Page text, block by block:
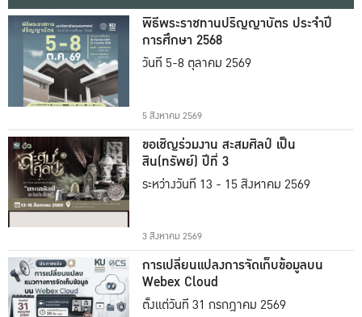
พิธีพระราชทานปริญญาบัตร ประจำปี
การศึกษา 2568
วันที่ 5-8 ตุลาคม 2569
5 สิงหาคม 2569
ขอเชิญร่วมงาน สะสมศิลป์ เป็น
สิน(ทรัพย์) ปีที่ 3
ระหว่างวันที่ 13 - 15 สิงหาคม 2569
3 สิงหาคม 2569
การเปลี่ยนแปลงการจัดเก็บข้อมูลบน
Webex Cloud
ตั้งแต่วันที่ 31 กรกฎาคม 2569